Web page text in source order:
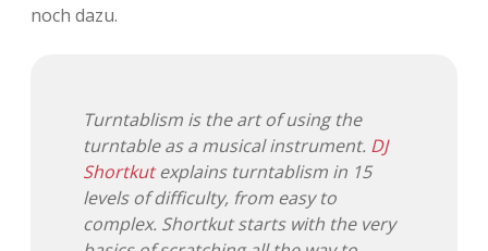
Adventskalender 2015
Adventskalender 2016
noch dazu.
Turntablism is the art of using the
turntable as a musical instrument. DJ
Shortkutexplains turntablism in 15
levels of difficulty, from easy to
complex. Shortkut starts with the very